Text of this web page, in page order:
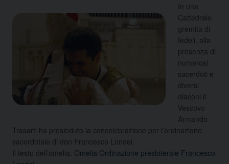
In una
Cattedrale
gremita di
fedeli, alla
presenza di
numerosi
sacerdoti e
diversi
diaconi il
Vescovo
Armando
Trasarti ha presieduto la concelebrazione per l’ordinazione
sacerdotale di don Francesco Londei.
Il testo dell’omelia: Omelia Ordinazione presbiterale Francesco